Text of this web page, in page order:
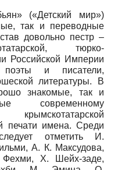
(«Детский мир»)
так и переводные
довольно пестр –
тюрко-
Российской Империи
поэты и писатели,
литературы. В
знакомые, так и
современному
печати имена. Среди
отметить И.
А. К. Максудова,
Х. Шейх-заде,